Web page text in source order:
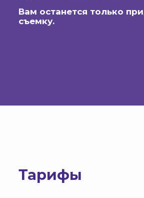
Вам останется только
съемку.
Тарифы